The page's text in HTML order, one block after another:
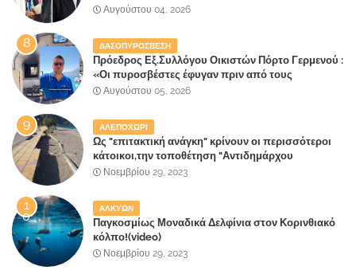
κυβέρνηση!
Αυγούστου 04, 2026
ΔΑΣΟΠΥΡΟΣΒΕΣΗ
Πρόεδρος Εξ.Συλλόγου Οικιστών Πόρτο Γερμενού :
«Οι πυροσβέστες έφυγαν πριν από τους
κατοίκους»
Αυγούστου 05, 2026
ΑΛΕΠΟΧΩΡΙ
Ως "επιτακτική ανάγκη" κρίνουν οι περισσότεροι
κάτοικοι,την τοποθέτηση "Αντιδημάρχου
Παραλιακής Ζώνης" στο Δήμο Μάνδρας-Ειδυλλίας!
Νοεμβρίου 29, 2023
ΑΛΚΥΩΝ
Παγκοσμίως Μοναδικά Δελφίνια στον Κορινθιακό
κόλπο!(video)
Νοεμβρίου 29, 2023